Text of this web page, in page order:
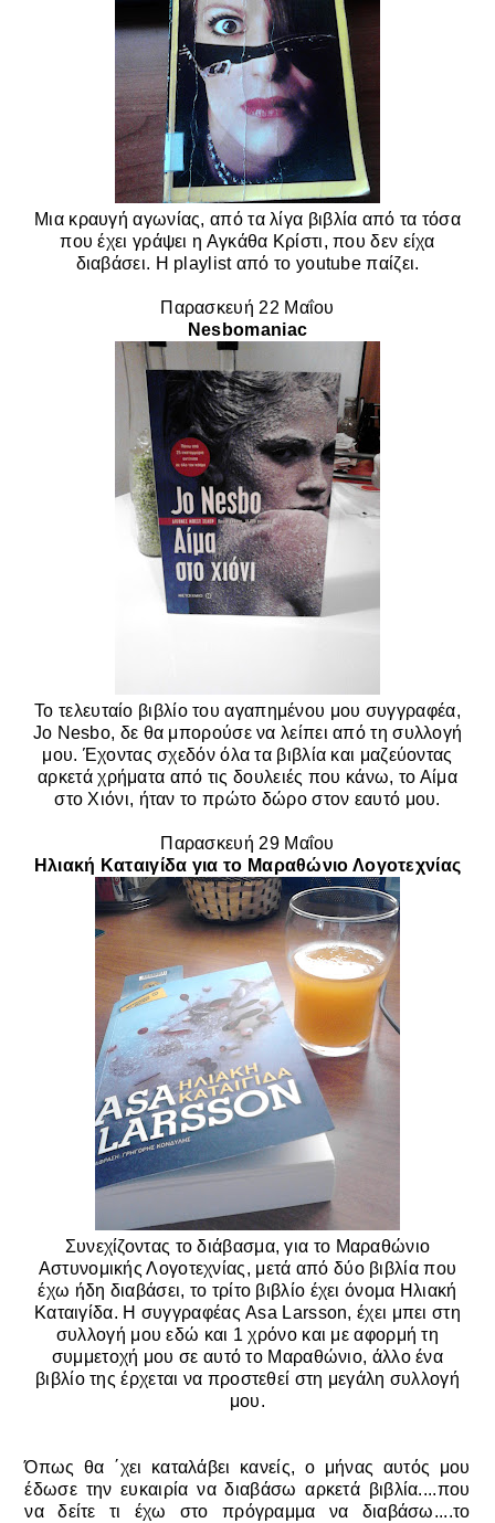
Μια κραυγή αγωνίας, από τα λίγα βιβλία από τα τόσα
που έχει γράψει η Αγκάθα Κρίστι, που δεν είχα
διαβάσει. H playlist από το youtube παίζει.
Παρασκευή 22 Μαΐου
Nesbomaniac
Το τελευταίο βιβλίο του αγαπημένου μου συγγραφέα,
Jo Nesbo, δε θα μπορούσε να λείπει από τη συλλογή
μου. Έχοντας σχεδόν όλα τα βιβλία και μαζεύοντας
αρκετά χρήματα από τις δουλειές που κάνω, το Αίμα
στο Χιόνι, ήταν το πρώτο δώρο στον εαυτό μου.
Παρασκευή 29 Μαΐου
Ηλιακή Καταιγίδα για το Μαραθώνιο Λογοτεχνίας
Συνεχίζοντας το διάβασμα, για το Μαραθώνιο
Αστυνομικής Λογοτεχνίας, μετά από δύο βιβλία που
έχω ήδη διαβάσει, το τρίτο βιβλίο έχει όνομα Ηλιακή
Καταιγίδα. Η συγγραφέας Asa Larsson, έχει μπει στη
συλλογή μου εδώ και 1 χρόνο και με αφορμή τη
συμμετοχή μου σε αυτό το Μαραθώνιο, άλλο ένα
βιβλίο της έρχεται να προστεθεί στη μεγάλη συλλογή
μου.
Όπως θα ΄χει καταλάβει κανείς, ο μήνας αυτός μου
έδωσε την ευκαιρία να διαβάσω αρκετά βιβλία....που
να δείτε τι έχω στο πρόγραμμα να διαβάσω....το